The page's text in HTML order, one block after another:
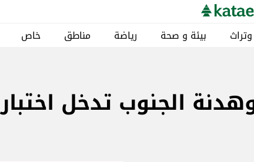
بيئة و صحة رياضة مناطق خاص
الجنوب تدخل اختبار